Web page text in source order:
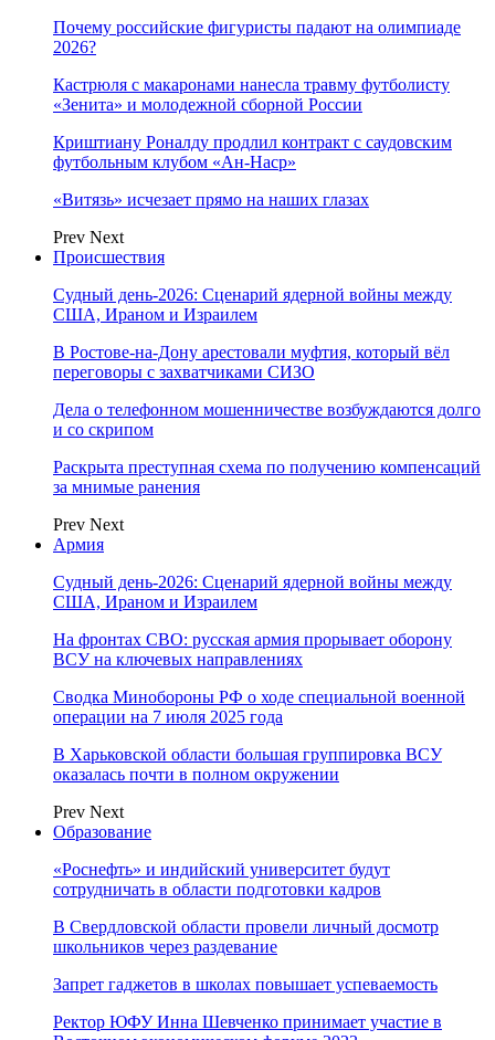
Почему российские фигуристы падают на олимпиаде
2026?
Кастрюля с макаронами нанесла травму футболисту
«Зенита» и молодежной сборной России
Криштиану Роналду продлил контракт с саудовским
футбольным клубом «Ан-Наср»
«Витязь» исчезает прямо на наших глазах
Prev Next
Происшествия
Судный день-2026: Сценарий ядерной войны между
США, Ираном и Израилем
В Ростове-на-Дону арестовали муфтия, который вёл
переговоры с захватчиками СИЗО
Дела о телефонном мошенничестве возбуждаются долго
и со скрипом
Раскрыта преступная схема по получению компенсаций
за мнимые ранения
Prev Next
Армия
Судный день-2026: Сценарий ядерной войны между
США, Ираном и Израилем
На фронтах СВО: русская армия прорывает оборону
ВСУ на ключевых направлениях
Сводка Минобороны РФ о ходе специальной военной
операции на 7 июля 2025 года
В Харьковской области большая группировка ВСУ
оказалась почти в полном окружении
Prev Next
Образование
«Роснефть» и индийский университет будут
сотрудничать в области подготовки кадров
В Свердловской области провели личный досмотр
школьников через раздевание
Запрет гаджетов в школах повышает успеваемость
Ректор ЮФУ Инна Шевченко принимает участие в